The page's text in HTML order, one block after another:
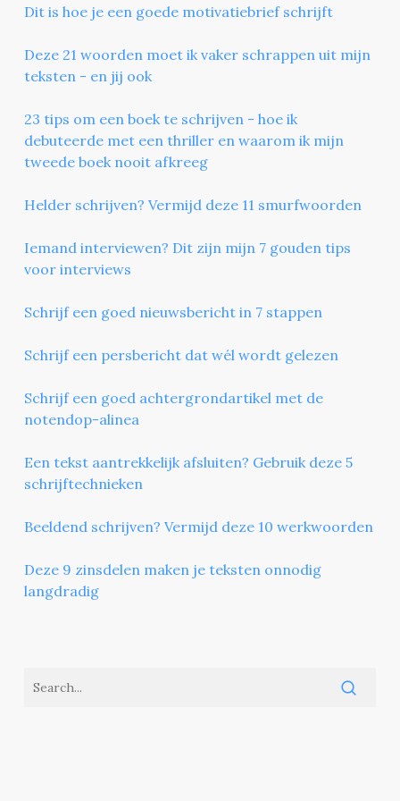
Dit is hoe je een goede motivatiebrief schrijft
Deze 21 woorden moet ik vaker schrappen uit mijn
teksten - en jij ook
23 tips om een boek te schrijven - hoe ik
debuteerde met een thriller en waarom ik mijn
tweede boek nooit afkreeg
Helder schrijven? Vermijd deze 11 smurfwoorden
Iemand interviewen? Dit zijn mijn 7 gouden tips
voor interviews
Schrijf een goed nieuwsbericht in 7 stappen
Schrijf een persbericht dat wél wordt gelezen
Schrijf een goed achtergrondartikel met de
notendop-alinea
Een tekst aantrekkelijk afsluiten? Gebruik deze 5
schrijftechnieken
Beeldend schrijven? Vermijd deze 10 werkwoorden
Deze 9 zinsdelen maken je teksten onnodig
langdradig